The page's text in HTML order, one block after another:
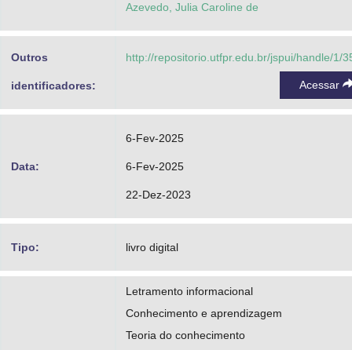
Azevedo, Julia Caroline de
Outros
identificadores:
http://repositorio.utfpr.edu.br/jspui/handle/1/
Acessar
Data:
6-Fev-2025
6-Fev-2025
22-Dez-2023
Tipo: livro digital
Letramento informacional
Conhecimento e aprendizagem
Teoria do conhecimento